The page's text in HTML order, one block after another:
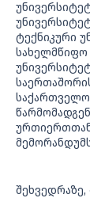
ტექნიკური
სახელმწიფო